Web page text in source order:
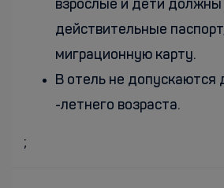
взрослые и дети должны
действительные
миграционную карту.
В отель не
-летнего возраста.
;